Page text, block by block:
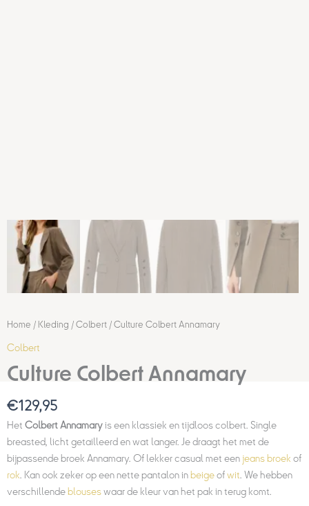
Home / Kleding / Colbert / Culture Colbert Annamary
Colbert
Culture Colbert Annamary
€129,95
Het Colbert Annamaryis een klassiek en tijdloos colbert. Single
breasted, licht getailleerd en wat langer. Je draagt het met de
bijpassende broek Annamary. Of lekker casual met een jeans broek of
rok . Kan ook zeker op een nette pantalon in beigeofwit . We hebben
verschillende blouseswaar de kleur van het pak in terug komt.